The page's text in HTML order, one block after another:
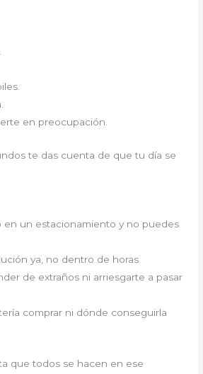
en preocupación.
te das cuenta de que tu día se
en un estacionamiento y no puedes
ya, no dentro de horas
de extraños ni arriesgarte a pasar
comprar ni dónde conseguirla
que todos se hacen en ese